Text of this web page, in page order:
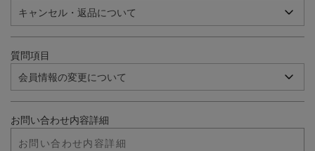
質問項目
お問い合わせ内容詳細